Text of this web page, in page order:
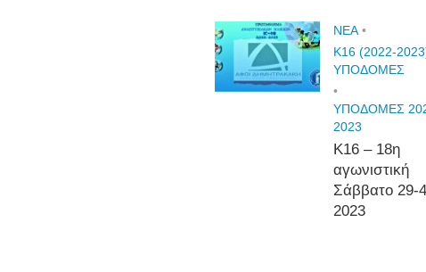
NEA •
Κ16 (2022-
ΥΠΟΔΟΜΕΣ
•
ΥΠΟΔΟΜΕΣ
2023
Κ16 – 18η
αγωνιστική
Σάββατο 29-
2023